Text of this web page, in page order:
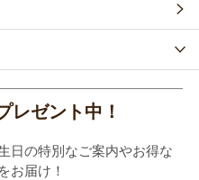
レゼント中！
日の特別なご案内やお得な
お届け！